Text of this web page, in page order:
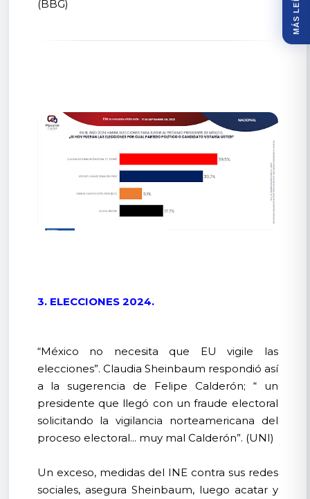
(BBG)
3. ELECCIONES 2024.
“México no necesita que EU vigile las
elecciones”. Claudia Sheinbaum respondió así
a la sugerencia de Felipe Calderón; “ un
presidente que llegó con un fraude electoral
solicitando la vigilancia norteamericana del
proceso electoral... muy mal Calderón”. (UNI)
Un exceso, medidas del INE contra sus redes
sociales, asegura Sheinbaum, luego acatar y